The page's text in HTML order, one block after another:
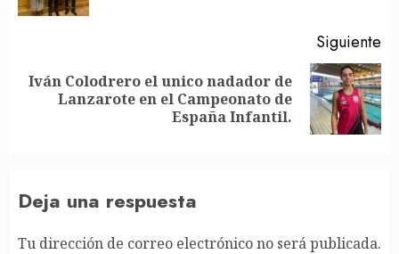
Siguiente
Siguiente
Iván Colodrero el unico nadador de
Lanzarote en el Campeonato de
España Infantil.
Deja una respuesta
Tu dirección de correo electrónico no será publicada.